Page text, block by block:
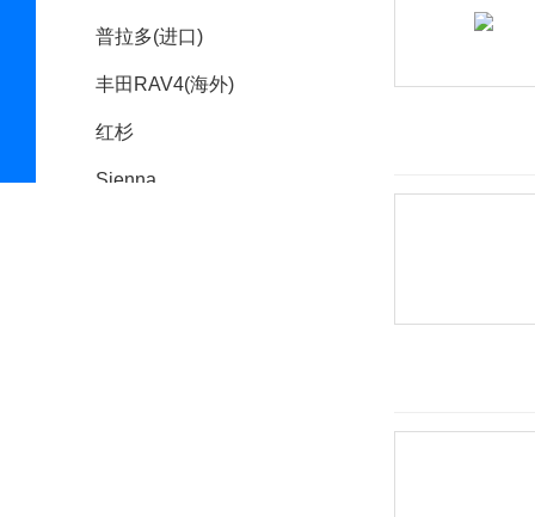
普拉多(进口)
丰田RAV4(海外)
红杉
Sienna